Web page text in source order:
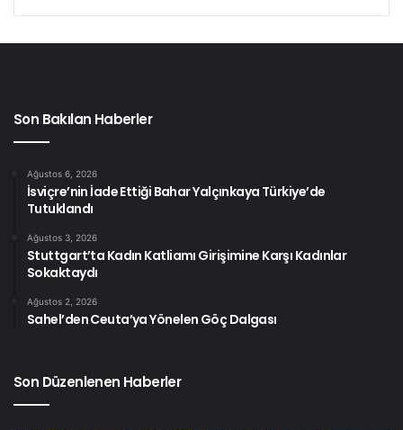
Son Bakılan Haberler
Ağustos 6, 2026
İsviçre’nin İade Ettiği Bahar Yalçınkaya Türkiye’de
Tutuklandı
Ağustos 3, 2026
Stuttgart’ta Kadın Katliamı Girişimine Karşı Kadınlar
Sokaktaydı
Ağustos 2, 2026
Sahel’den Ceuta’ya Yönelen Göç Dalgası
Son Düzenlenen Haberler